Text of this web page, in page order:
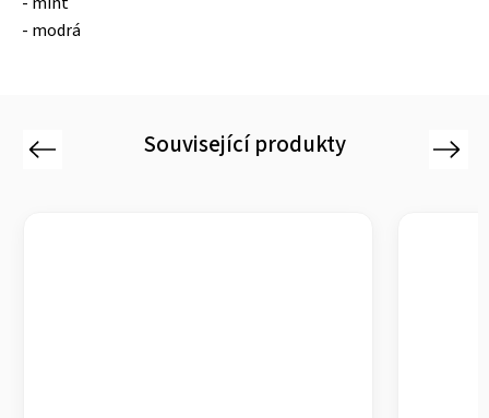
- modrá
Související produkty
Previous Next